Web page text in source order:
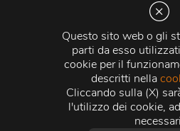
Questo sito web o gli
parti da esso
cookie per il
descritti nella
Cliccando sulla (X)
l'utilizzo dei cookie,
Via Martiri della
C.C.I.A.A. - R.E.A di
Registro delle Imprese di
Fiscale e Partita Iva
500.000,00
Credits:Crea Informatica S.r.l.
riservati.